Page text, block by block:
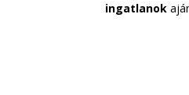
ingatlanok